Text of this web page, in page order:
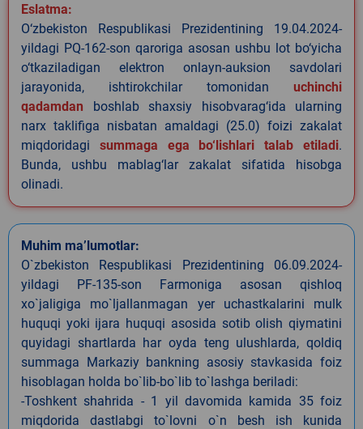
Eslatma:
O‘zbekiston Respublikasi Prezidentining 19.04.2024-
yildagi PQ-162-son qaroriga asosan ushbu lot bo‘yicha
o‘tkaziladigan elektron onlayn-auksion savdolari
jarayonida, ishtirokchilar tomonidan uchinchi
qadamdan boshlab shaxsiy hisobvarag‘ida ularning
narx taklifiga nisbatan amaldagi (25.0) foizi zakalat
miqdoridagi summaga ega bo‘lishlari talab etiladi.
Bunda, ushbu mablag‘lar zakalat sifatida hisobga
olinadi.
Muhim ma’lumotlar:
O`zbekiston Respublikasi Prezidentining 06.09.2024-
yildagi PF-135-son Farmoniga asosan qishloq
xo`jaligiga mo`ljallanmagan yer uchastkalarini mulk
huquqi yoki ijara huquqi asosida sotib olish qiymatini
quyidagi shartlarda har oyda teng ulushlarda, qoldiq
summaga Markaziy bankning asosiy stavkasida foiz
hisoblagan holda bo`lib-bo`lib to`lashga beriladi:
-Toshkent shahrida - 1 yil davomida kamida 35 foiz
miqdorida dastlabgi to`lovni o`n besh ish kunida